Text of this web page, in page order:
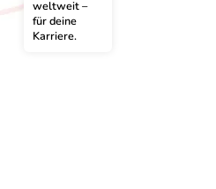
weltweit –
für deine
Karriere.